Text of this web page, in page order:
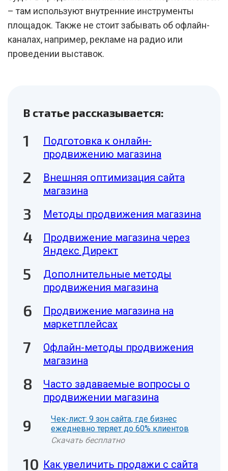
– там используют внутренние инструменты
площадок. Также не стоит забывать об офлайн-
каналах, например, рекламе на радио или
проведении выставок.
В статье рассказывается:
Подготовка к онлайн-
продвижению магазина
Внешняя оптимизация сайта
магазина
Методы продвижения магазина
Продвижение магазина через
Яндекс Директ
Дополнительные методы
продвижения магазина
Продвижение магазина на
маркетплейсах
Офлайн-методы продвижения
магазина
Часто задаваемые вопросы о
продвижении магазина
Чек-лист: 9 зон сайта, где бизнес
ежедневно теряет до 60% клиентов
Скачать бесплатно
Как увеличить продажи с сайта